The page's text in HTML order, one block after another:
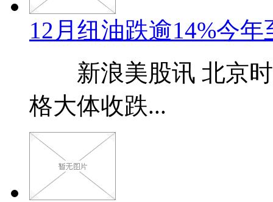
12月纽油跌逾14%今年
新浪美股讯 北京时
格大体收跌...